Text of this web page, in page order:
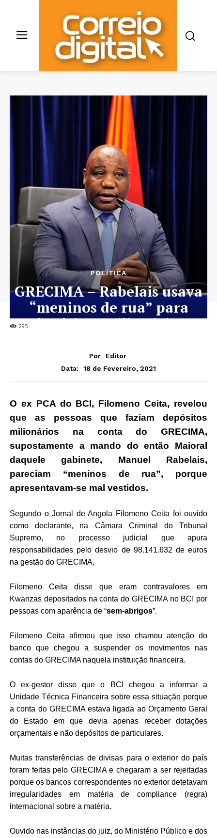
295
POLÍTICA
GRECIMA – Rabelais usava
“meninos de rua” para
depósitos milionários
Por
Editor
Data:
18 de Fevereiro, 2021
O ex PCA do BCI, Filomeno Ceita, revelou
que as pessoas que faziam depósitos
milionários na conta do GRECIMA,
supostamente a mando do então Maioral
daquele gabinete, Manuel Rabelais,
pareciam “meninos de rua”, porque
apresentavam-se mal vestidos.
Segundo o Jornal de Angola Filomeno Ceita foi ouvido
como declarante, na Câmara Criminal do Tribunal
Supremo, no processo judicial que apura
responsabilidades pelo desvio de 98.141.632 de euros
na gestão do GRECIMA,
Filomeno Ceita disse que eram contravalores em
Kwanzas depositados na conta do GRECIMA no BCI por
pessoas com aparência de “sem-abrigos”.
Filomeno Ceita afirmou que isso chamou atenção do
banco que chegou a suspender os movimentos nas
contas do GRECIMA naquela instituição financeira.
O ex-gestor disse que o BCI chegou a informar a
Unidade Técnica Financeira sobre essa situação porque
a conta do GRECIMA estava ligada ao Orçamento Geral
do Estado em que devia apenas receber dotações
orçamentais e não depósitos de particulares.
Muitas transferências de divisas para o exterior do país
foram feitas pelo GRECIMA e chegaram a ser rejeitadas
porque os bancos correspondentes no exterior detetavam
irregularidades em matéria de compliance (regra)
internacional sobre a matéria.
Ouvido nas instâncias do juiz, do Ministério Público e dos